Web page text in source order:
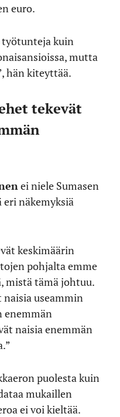
euro.
työtunteja kuin
mutta
hän kiteyttää.
tekevät
ei niele Sumasen
näkemyksiä
keskimäärin
pohjalta emme
mistä tämä johtuu.
useammin
enemmän
naisia enemmän
puolesta kuin
mukaillen
ei voi kieltää.